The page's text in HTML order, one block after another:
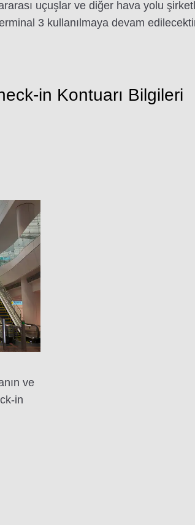
uçuşlar ve diğer hava yolu
3 kullanılmaya devam
in Kontuarı Bilgileri
ve
in